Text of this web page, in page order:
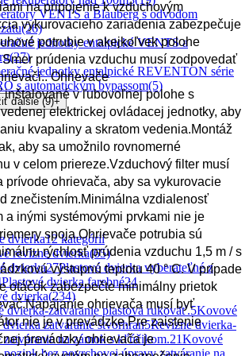
VENTS a Blauberg s odvodom
(26)
jednotky entalpické VENTS a
(27)
jednotky entalpické REVENTON série
s automatickým bypassom(5)
ďalšie (9)+
dvierka12 kategórií
revízne dvierka(65)
dvierka27Plastové dvierka vyberateľné z
Plastové dvierka farebné24
dvierka(234)
dvierka-zatváranie plastová rukoväť.5Kovové
dvierka zatváranie štvorhran5Revízne dvierka-
zatváranie na zámok s kľúčikom.21Kovové
pozink bez povrchovej úpravy zatváranie na
na pripojenie k vzduchovým
vykurovacieho zariadenia zabezpečuje
potrubie v akejkoľvek polohe
Smer prúdenia vzduchu musí zodpovedať
Ohrievače
inštalované v ľubovoľnej polohe s
elektrickej ovládacej jednotky, aby
kvapaliny a skratom vedenia.Montáž
aby sa umožnilo rovnomerné
v celom priereze.Vzduchový filter musí
prívode ohrievača, aby sa vykurovacie
znečistením.Minimálna vzdialenosť
a inými systémovými prvkami nie je
spoja.Ohrievače potrubia sú
rýchlosť prúdenia vzduchu 1,5 m / s
výstupnú teplotu 40 ° С.V prípade
otáčok zabezpečte minimálny prietok
ohrievača musí byť
nie je v prevádzke.Pre zaistenie
prevádzky ohrievača je